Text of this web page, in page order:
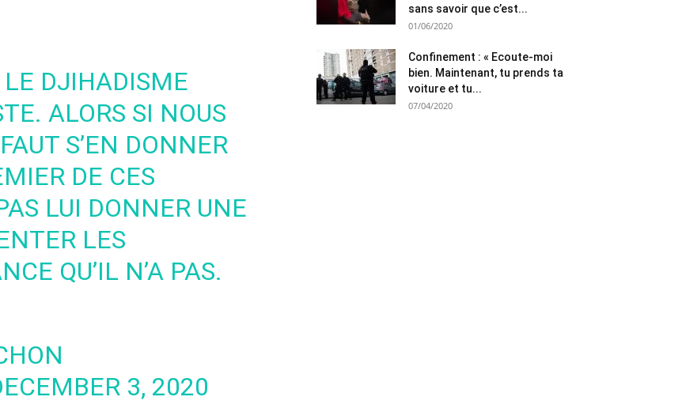
DJIHADISME
ALORS SI NOUS
S’EN DONNER
DE CES
LUI DONNER UNE
LES
QU’IL N’A PAS.
3, 2020
sans savoir que c’est...
01/06/2020
Confinement : « Ecoute-moi
bien. Maintenant, tu prends ta
voiture et tu...
07/04/2020